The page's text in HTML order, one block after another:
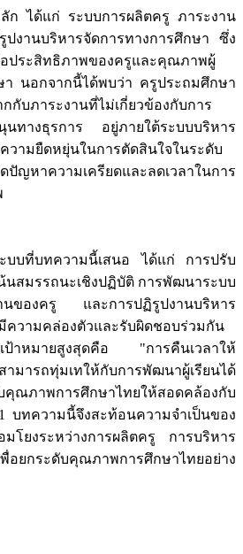
ก ได้แก่ ระบบการผลิตครู ภาระงาน
งานบริหารจัดการทางการศึกษา ซึ่ง
ประสิทธิภาพของครูและคุณภาพผู้
า นอกจากนี้ได้พบว่า ครูประถมศึกษา
กับภาระงานที่ไม่เกี่ยวข้องกับการ
ทางธุรการ อยู่ภายใต้ระบบบริหาร
วามยืดหยุ่นในการตัดสินใจในระดับ
ญหาความเครียดและลดเวลาในการ
บบที่บทความนี้เสนอ ได้แก่ การปรับ
นสมรรถนะเชิงปฏิบัติ การพัฒนาระบบ
านของครู และการปฏิรูปงานบริหาร
ความคล่องตัวและรับผิดชอบร่วมกัน
าหมายสูงสุดคือ "การคืนเวลาให้
ารถทุ่มเทให้กับการพัฒนาผู้เรียนได้
คุณภาพการศึกษาไทยให้สอดคล้องกับ
บทความนี้จึงสะท้อนความจำเป็นของ
มโยงระหว่างการผลิตครู การบริหาร
อยกระดับคุณภาพการศึกษาไทยอย่าง